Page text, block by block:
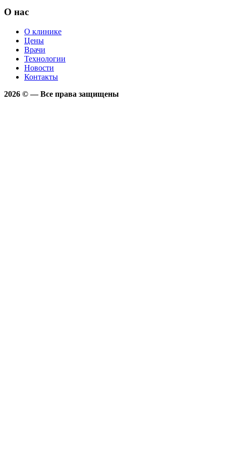
О нас
О клинике
Цены
Врачи
Технологии
Новости
Контакты
2026 © — Все права защищены